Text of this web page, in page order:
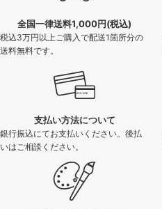
全国一律送料1,000円(税込)
税込3万円以上ご購入で配送1箇所分の
送料無料です。
支払い方法について
銀行振込にてお支払いください。後払
いはご相談ください。